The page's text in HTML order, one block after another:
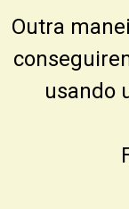
Outra
usando